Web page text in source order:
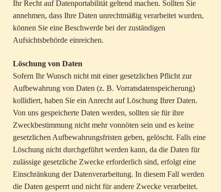
Ihr Recht auf Datenportabilität geltend machen. Sollten Sie
annehmen, dass Ihre Daten unrechtmäßig verarbeitet wurden,
können Sie eine Beschwerde bei der zuständigen
Aufsichtsbehörde einreichen.
Löschung von Daten
Sofern Ihr Wunsch nicht mit einer gesetzlichen Pflicht zur
Aufbewahrung von Daten (z. B. Vorratsdatenspeicherung)
kollidiert, haben Sie ein Anrecht auf Löschung Ihrer Daten.
Von uns gespeicherte Daten werden, sollten sie für ihre
Zweckbestimmung nicht mehr vonnöten sein und es keine
gesetzlichen Aufbewahrungsfristen geben, gelöscht. Falls eine
Löschung nicht durchgeführt werden kann, da die Daten für
zulässige gesetzliche Zwecke erforderlich sind, erfolgt eine
Einschränkung der Datenverarbeitung. In diesem Fall werden
die Daten gesperrt und nicht für andere Zwecke verarbeitet.